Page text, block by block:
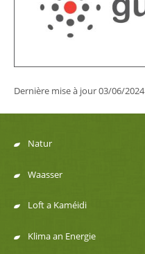
Dernière mise à jour03/06/2024
Menu
de
navigation
Natur
Waasser
Loft a Kaméidi
Klima an Energie